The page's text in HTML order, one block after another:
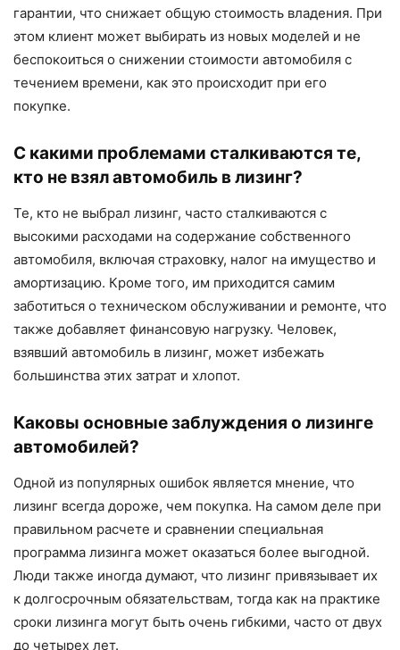
гарантии, что снижает общую стоимость владения. При
этом клиент может выбирать из новых моделей и не
беспокоиться о снижении стоимости автомобиля с
течением времени, как это происходит при его
покупке.
С какими проблемами сталкиваются те,
кто не взял автомобиль в лизинг?
Те, кто не выбрал лизинг, часто сталкиваются с
высокими расходами на содержание собственного
автомобиля, включая страховку, налог на имущество и
амортизацию. Кроме того, им приходится самим
заботиться о техническом обслуживании и ремонте, что
также добавляет финансовую нагрузку. Человек,
взявший автомобиль в лизинг, может избежать
большинства этих затрат и хлопот.
Каковы основные заблуждения о лизинге
автомобилей?
Одной из популярных ошибок является мнение, что
лизинг всегда дороже, чем покупка. На самом деле при
правильном расчете и сравнении специальная
программа лизинга может оказаться более выгодной.
Люди также иногда думают, что лизинг привязывает их
к долгосрочным обязательствам, тогда как на практике
сроки лизинга могут быть очень гибкими, часто от двух
до четырех лет.